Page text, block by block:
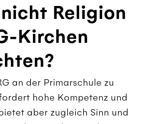
Religion
Kirchen
an der Primarschule zu
hohe Kompetenz und
aber zugleich Sinn und